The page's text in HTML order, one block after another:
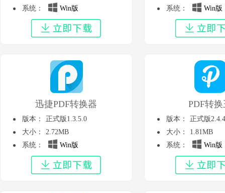
系统：
Win版
系统：
Win版
迅捷PDF转换器
版本：
正式版1.3.5.0
大小：
2.72MB
系统：
Win版
PDF转
版本：
正式版
大小：
1.81MB
系统：
Win版